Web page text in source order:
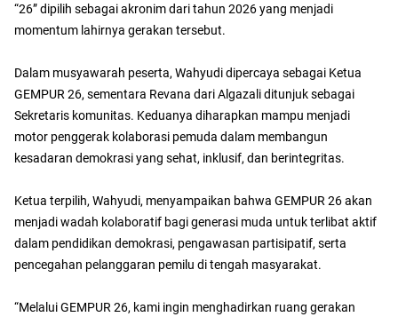
“26” dipilih sebagai akronim dari tahun 2026 yang menjadi
momentum lahirnya gerakan tersebut.
Dalam musyawarah peserta, Wahyudi dipercaya sebagai Ketua
GEMPUR 26, sementara Revana dari Algazali ditunjuk sebagai
Sekretaris komunitas. Keduanya diharapkan mampu menjadi
motor penggerak kolaborasi pemuda dalam membangun
kesadaran demokrasi yang sehat, inklusif, dan berintegritas.
Ketua terpilih, Wahyudi, menyampaikan bahwa GEMPUR 26 akan
menjadi wadah kolaboratif bagi generasi muda untuk terlibat aktif
dalam pendidikan demokrasi, pengawasan partisipatif, serta
pencegahan pelanggaran pemilu di tengah masyarakat.
“Melalui GEMPUR 26, kami ingin menghadirkan ruang gerakan